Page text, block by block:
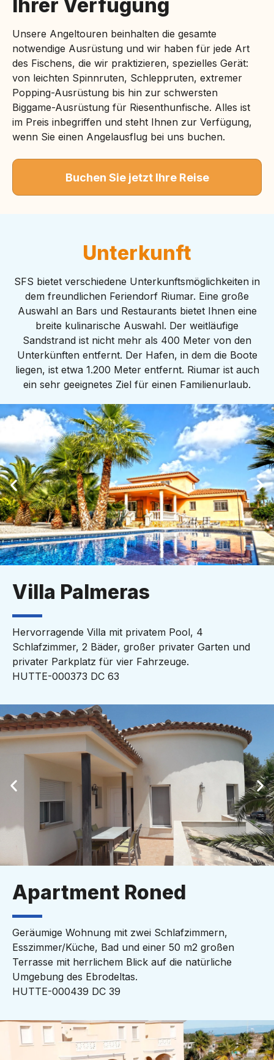
Ihrer Verfügung
Unsere Angeltouren beinhalten die gesamte
notwendige Ausrüstung und wir haben für jede Art
des Fischens, die wir praktizieren, spezielles Gerät:
von leichten Spinnruten, Schleppruten, extremer
Popping-Ausrüstung bis hin zur schwersten
Biggame-Ausrüstung für Riesenthunfische. Alles ist
im Preis inbegriffen und steht Ihnen zur Verfügung,
wenn Sie einen Angelausflug bei uns buchen.
Buchen Sie jetzt Ihre Reise
Unterkunft
SFS bietet verschiedene Unterkunftsmöglichkeiten in
dem freundlichen Feriendorf Riumar. Eine große
Auswahl an Bars und Restaurants bietet Ihnen eine
breite kulinarische Auswahl. Der weitläufige
Sandstrand ist nicht mehr als 400 Meter von den
Unterkünften entfernt. Der Hafen, in dem die Boote
liegen, ist etwa 1.200 Meter entfernt. Riumar ist auch
ein sehr geeignetes Ziel für einen Familienurlaub.
Villa Palmeras
Hervorragende Villa mit privatem Pool, 4
Schlafzimmer, 2 Bäder, großer privater Garten und
privater Parkplatz für vier Fahrzeuge.
HUTTE-000373 DC 63
Apartment Roned
Geräumige Wohnung mit zwei Schlafzimmern,
Esszimmer/Küche, Bad und einer 50 m2 großen
Terrasse mit herrlichem Blick auf die natürliche
Umgebung des Ebrodeltas.
HUTTE-000439 DC 39